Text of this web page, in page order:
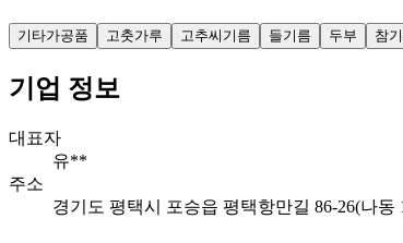
기타가공품 고춧가루 고추씨기름 들기름 두부 참
기업 정보
대표자
유**
주소
경기도 평택시 포승읍 평택항만길 86-26(나동